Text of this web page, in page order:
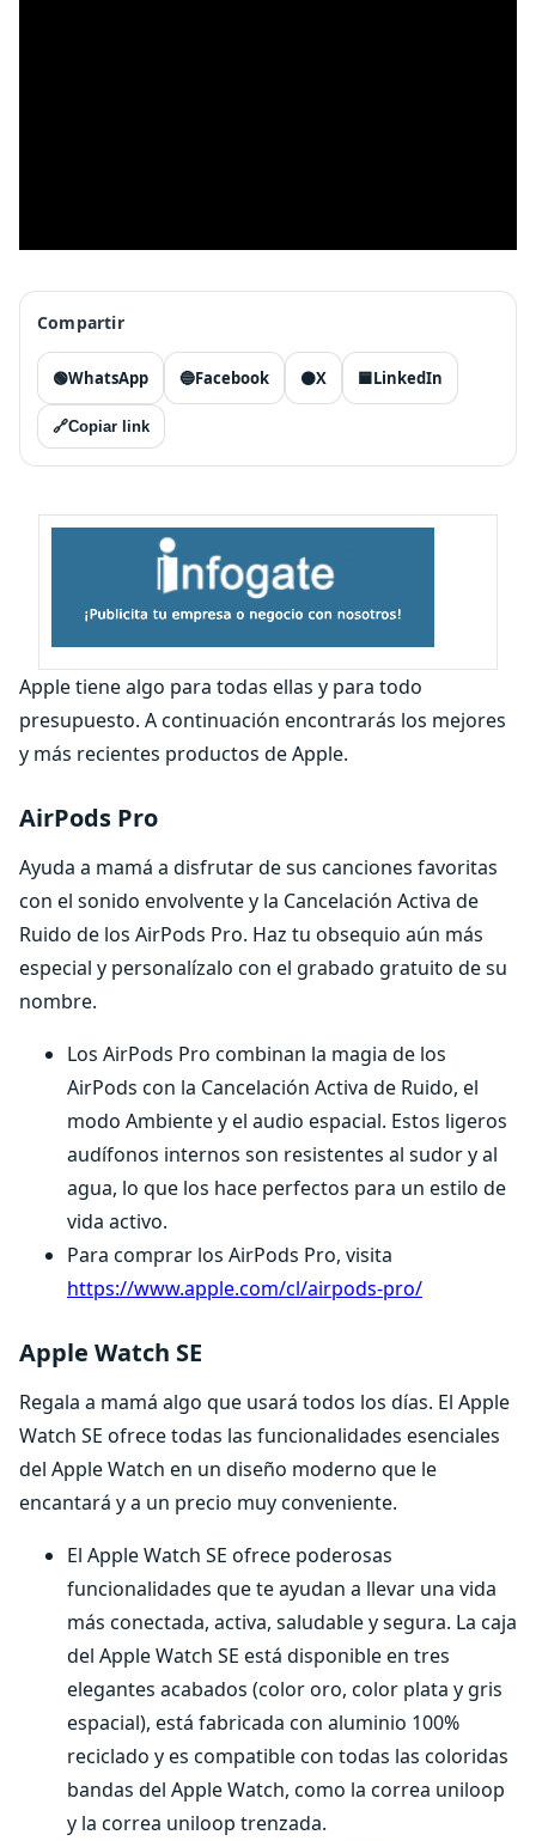
Compartir
🟢WhatsApp 🔵Facebook ⚫X 🟦LinkedIn
🔗Copiar link
Apple tiene algo para todas ellas y para todo
presupuesto. A continuación encontrarás los mejores
y más recientes productos de Apple.
AirPods Pro
Ayuda a mamá a disfrutar de sus canciones favoritas
con el sonido envolvente y la Cancelación Activa de
Ruido de los AirPods Pro. Haz tu obsequio aún más
especial y personalízalo con el grabado gratuito de su
nombre.
Los AirPods Pro combinan la magia de los
AirPods con la Cancelación Activa de Ruido, el
modo Ambiente y el audio espacial. Estos ligeros
audífonos internos son resistentes al sudor y al
agua, lo que los hace perfectos para un estilo de
vida activo.
Para comprar los AirPods Pro, visita
https://www.apple.com/cl/airpods-pro/
Apple Watch SE
Regala a mamá algo que usará todos los días. El Apple
Watch SE ofrece todas las funcionalidades esenciales
del Apple Watch en un diseño moderno que le
encantará y a un precio muy conveniente.
El Apple Watch SE ofrece poderosas
funcionalidades que te ayudan a llevar una vida
más conectada, activa, saludable y segura. La caja
del Apple Watch SE está disponible en tres
elegantes acabados (color oro, color plata y gris
espacial), está fabricada con aluminio 100%
reciclado y es compatible con todas las coloridas
bandas del Apple Watch, como la correa uniloop
y la correa uniloop trenzada.